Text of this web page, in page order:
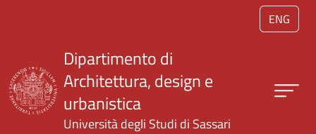
Salta al contenuto principale
ENG
Dipartimento di
Architettura, design e
urbanistica
Università degli Studi di Sassari